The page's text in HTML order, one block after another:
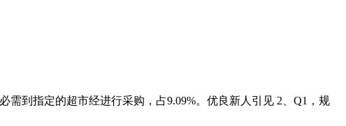
到指定的超市经进行采购，占9.09%。优良新人引见 2、Q1，规